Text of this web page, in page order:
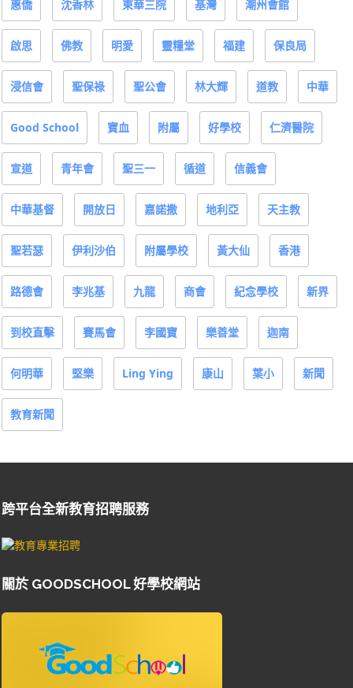
惠僑 沈香林 東華三院 基灣 潮州會館
啟思 佛教 明愛 靈糧堂 福建 保良局
浸信會 聖保祿 聖公會 林大輝 道教 中華
Good School 寶血 附屬 好學校 仁濟醫院
宣道 青年會 聖三一 循道 信義會
中華基督 開放日 嘉諾撒 地利亞 天主教
聖若瑟 伊利沙伯 附屬學校 黃大仙 香港
路德會 李兆基 九龍 商會 紀念學校 新界
到校直擊 賽馬會 李國寶 樂善堂 迦南
何明華 堅樂 Ling Ying 康山 葉小 新聞
教育新聞
跨平台全新教育招聘服務
關於 GOODSCHOOL 好學校網站